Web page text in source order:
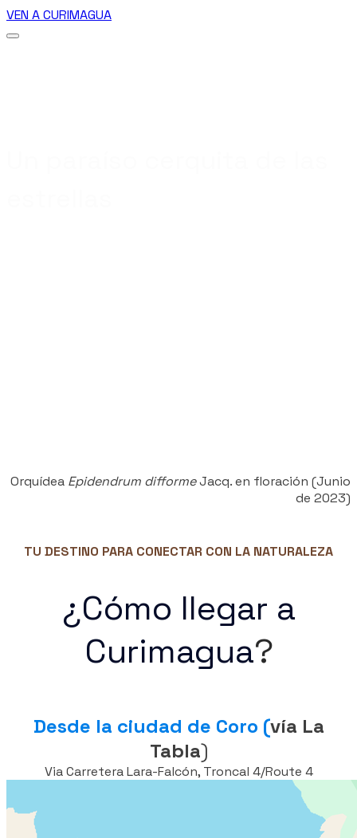
VEN A CURIMAGUA
​Orquídea Epidendrum difformeJacq. en floración (Junio
de 2023)
TU DESTINO PARA CONECTAR CON LA NATURALEZA
¿Cómo llegar a
Curimagua?
Desde la ciudad de Coro (vía La
Tabla)
Via Carretera Lara-Falcón, Troncal 4/Route 4